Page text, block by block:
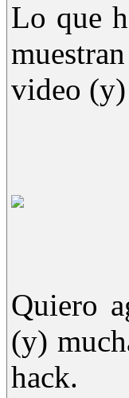
Lo que
video (y)
Quiero
(y)
hack.